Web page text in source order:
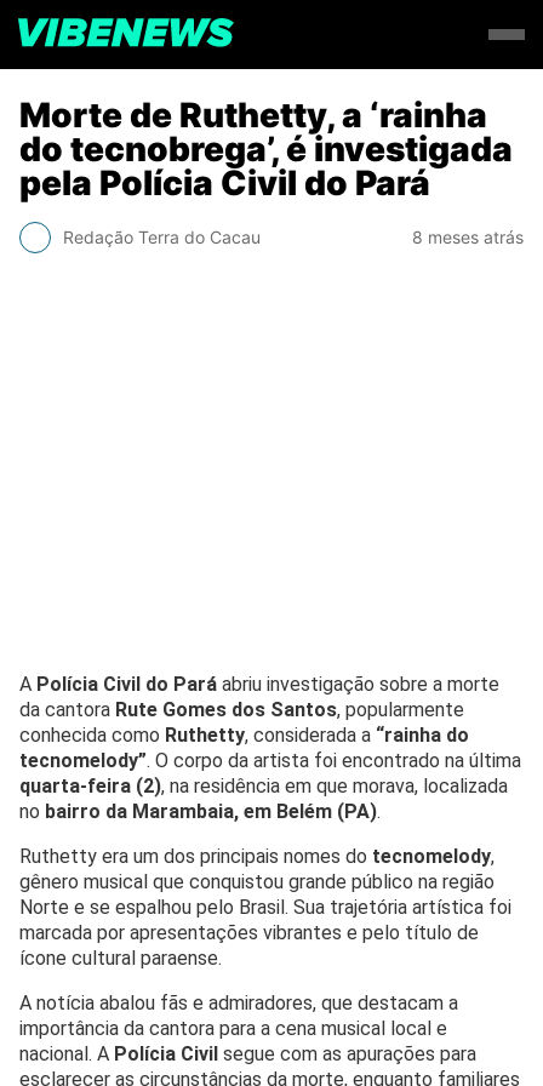
Morte de Ruthetty, a ‘rainha
do tecnobrega’, é investigada
pela Polícia Civil do Pará
Redação Terra do Cacau 8 meses atrás
A Polícia Civil do Pará abriu investigação sobre a morte
da cantora Rute Gomes dos Santos, popularmente
conhecida como Ruthetty, considerada a “rainha do
tecnomelody”. O corpo da artista foi encontrado na última
quarta-feira (2), na residência em que morava, localizada
no bairro da Marambaia, em Belém (PA).
Ruthetty era um dos principais nomes do tecnomelody,
gênero musical que conquistou grande público na região
Norte e se espalhou pelo Brasil. Sua trajetória artística foi
marcada por apresentações vibrantes e pelo título de
ícone cultural paraense.
A notícia abalou fãs e admiradores, que destacam a
importância da cantora para a cena musical local e
nacional. A Polícia Civil segue com as apurações para
esclarecer as circunstâncias da morte, enquanto familiares